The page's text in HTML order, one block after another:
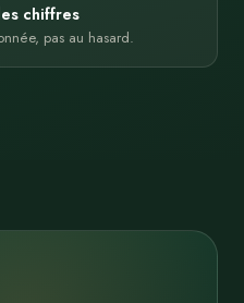
chiffres
pas au hasard.